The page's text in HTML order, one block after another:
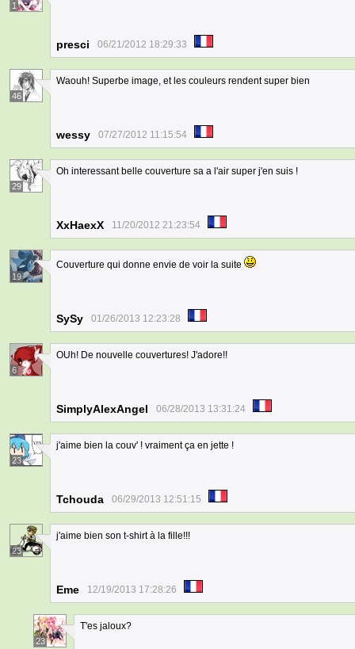
1
presci 06/21/2012 18:29:33
46
Waouh! Superbe image, et les couleurs rendent super bien
wessy 07/27/2012 11:15:54
29
Oh interessant belle couverture sa a l'air super j'en suis !
XxHaexX 11/20/2012 21:23:54
19
Couverture qui donne envie de voir la suite
SySy 01/26/2013 12:23:28
6
OUh! De nouvelle couvertures! J'adore!!
SimplyAlexAngel 06/28/2013 13:31:24
23
j'aime bien la couv' ! vraiment ça en jette !
Tchouda 06/29/2013 12:51:15
23
j'aime bien son t-shirt à la fille!!!
Eme 12/19/2013 17:28:26
23
T'es jaloux?